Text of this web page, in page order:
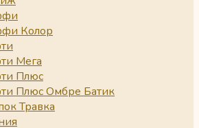
Колор
Мега
Плюс
Плюс Омбре Батик
Травка